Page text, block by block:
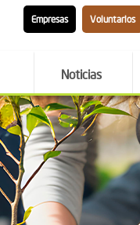
Empresas Voluntarios
Noticias